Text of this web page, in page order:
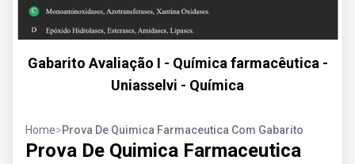
Gabarito Avaliação I - Química farmacêutica -
Uniasselvi - Química
Home>Prova De Quimica Farmaceutica Com Gabarito
Prova De Quimica Farmaceutica